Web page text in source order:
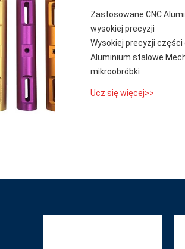
Zastosowane CNC
wysokiej precyzji
Wysokiej precyzji części
Aluminium stalowe
mikroobróbki
Ucz się więcej>>